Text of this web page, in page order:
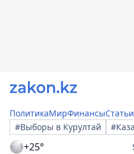
ПолитикаМирФинансыСтатьи
#Выборы в Курултай
+25°